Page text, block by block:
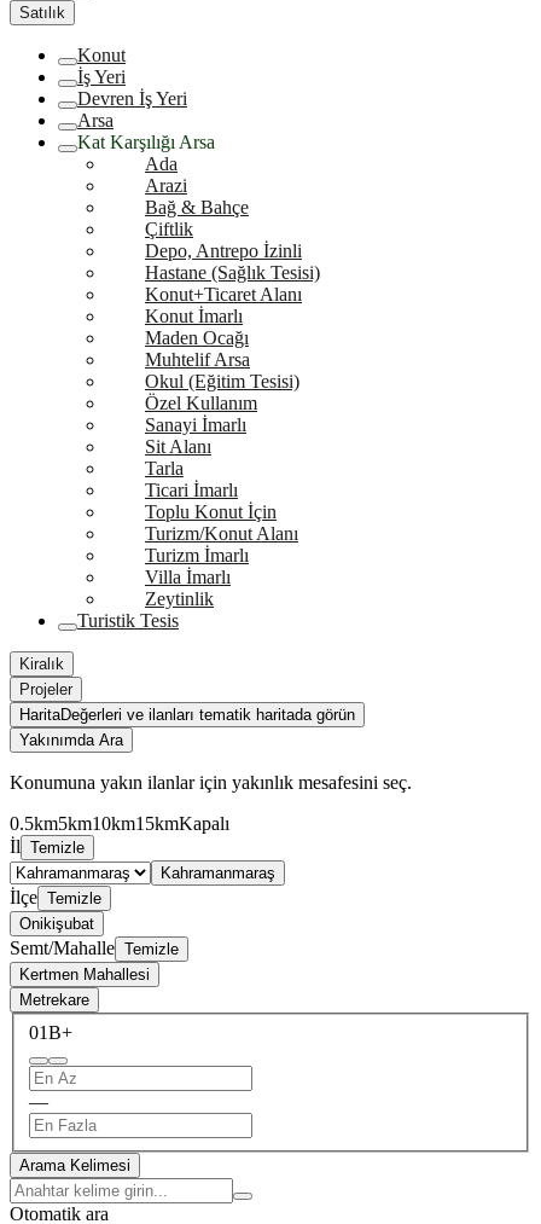
Satılık
Konut
İş Yeri
Devren İş Yeri
Arsa
Kat Karşılığı Arsa
Ada
Arazi
Bağ & Bahçe
Çiftlik
Depo, Antrepo İzinli
Hastane (Sağlık Tesisi)
Konut+Ticaret Alanı
Konut İmarlı
Maden Ocağı
Muhtelif Arsa
Okul (Eğitim Tesisi)
Özel Kullanım
Sanayi İmarlı
Sit Alanı
Tarla
Ticari İmarlı
Toplu Konut İçin
Turizm/Konut Alanı
Turizm İmarlı
Villa İmarlı
Zeytinlik
Turistik Tesis
Kiralık
Projeler
HaritaDeğerleri ve ilanları tematik haritada görün
Yakınımda Ara
Konumuna yakın ilanlar için yakınlık mesafesini seç.
0.5km5km10km15kmKapalı
İl Temizle
Kahramanmaraş
İlçe Temizle
Onikişubat
Semt/Mahalle Temizle
Kertmen Mahallesi
Metrekare
01B+
—
Arama Kelimesi
Otomatik ara